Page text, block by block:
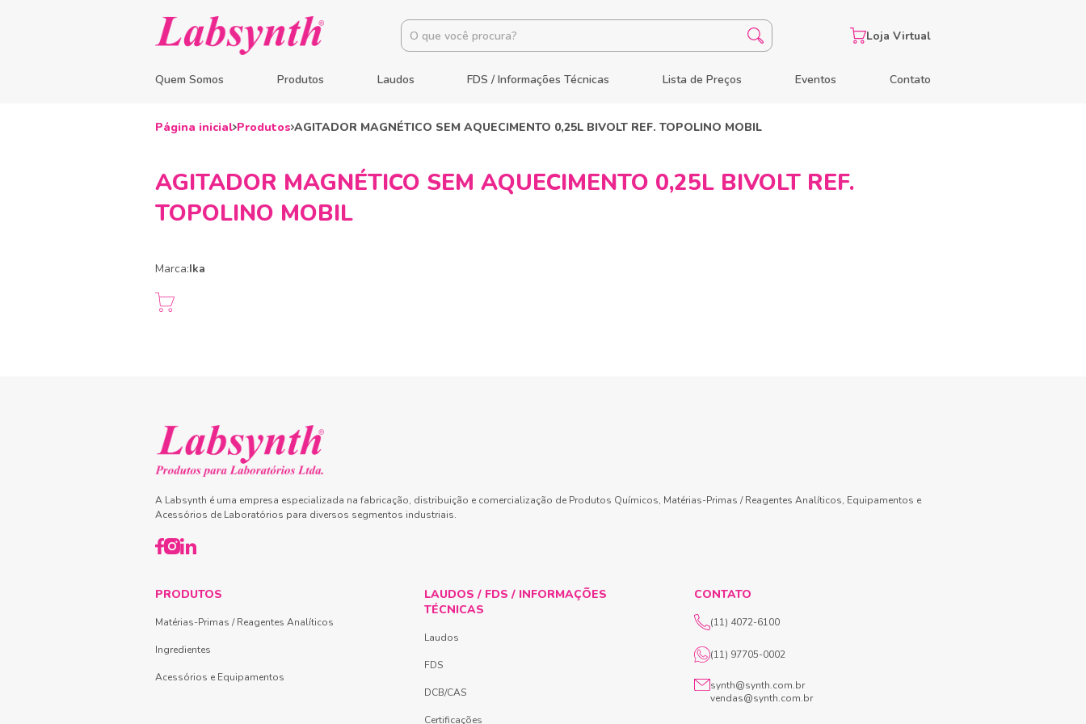
Quem Somos Produtos Laudos FDS / Informações Técnicas Lista de Preços Eventos Contato
Loja Virtual
Página inicial Produtos AGITADOR MAGNÉTICO SEM AQUECIMENTO 0,25L BIVOLT REF. TOPOLINO MOBIL
AGITADOR MAGNÉTICO SEM AQUECIMENTO 0,25L BIVOLT REF.
TOPOLINO MOBIL
Marca:Ika
A Labsynth é uma empresa especializada na fabricação, distribuição e comercialização de Produtos Químicos, Matérias-Primas / Reagentes Analíticos, Equipamentos e
Acessórios de Laboratórios para diversos segmentos industriais.
PRODUTOS
Matérias-Primas / Reagentes Analíticos
Ingredientes
Acessórios e Equipamentos
LAUDOS / FDS / INFORMAÇÕES
TÉCNICAS
Laudos
FDS
DCB/CAS
Certificações
CONTATO
(11) 4072-6100
(11) 97705-0002
synth@synth.com.br
vendas@synth.com.br